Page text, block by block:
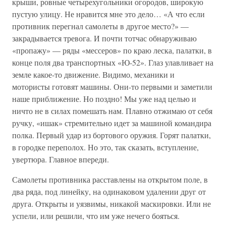
пустую улицу. Не нравится мне это дело… «А что если
противник перегнал самолеты в другое место?» —
закрадывается тревога. И почти тотчас обнаруживаю
«пропажу» — ряды «мессеров» по краю леска, палатки, в
конце поля два транспортных «Ю-52». Глаз улавливает на
земле какое-то движение. Видимо, механики и
мотористы готовят машины. Они-то первыми и заметили
наше приближение. Но поздно! Мы уже над целью и
ничто не в силах помешать нам. Плавно отжимаю от себя
ручку, «ишак» стремительно идет за машиной командира
полка. Первый удар из бортового оружия. Горят палатки,
в городке переполох. Но это, так сказать, вступление,
увертюра. Главное впереди.
Самолеты противника расставлены на открытом поле, в
два ряда, под линейку, на одинаковом удалении друг от
друга. Открыты и уязвимы, никакой маскировки. Или не
успели, или решили, что им уже нечего бояться.